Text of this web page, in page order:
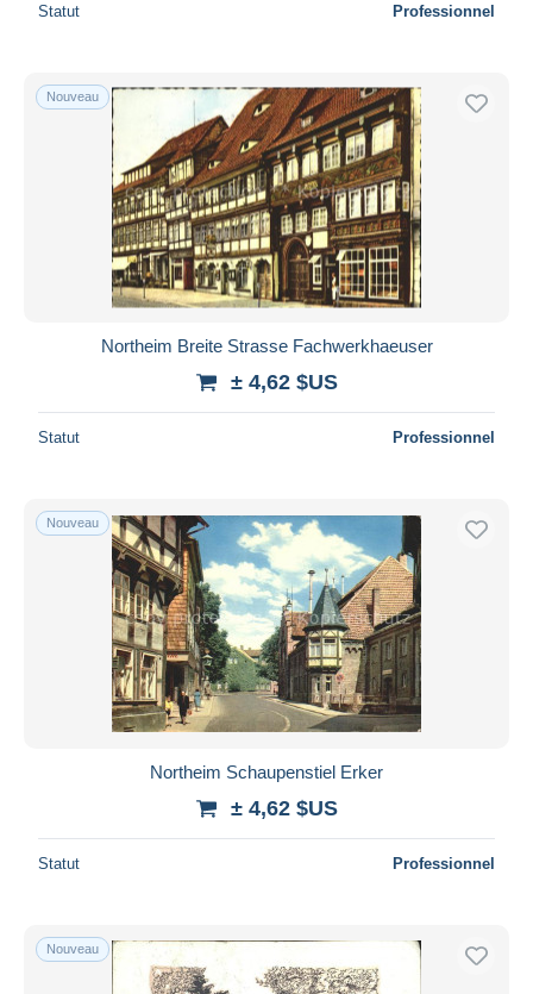
Statut Professionnel
Nouveau
Northeim Breite Strasse Fachwerkhaeuser
± 4,62 $US
Statut Professionnel
Nouveau
Northeim Schaupenstiel Erker
± 4,62 $US
Statut Professionnel
Nouveau